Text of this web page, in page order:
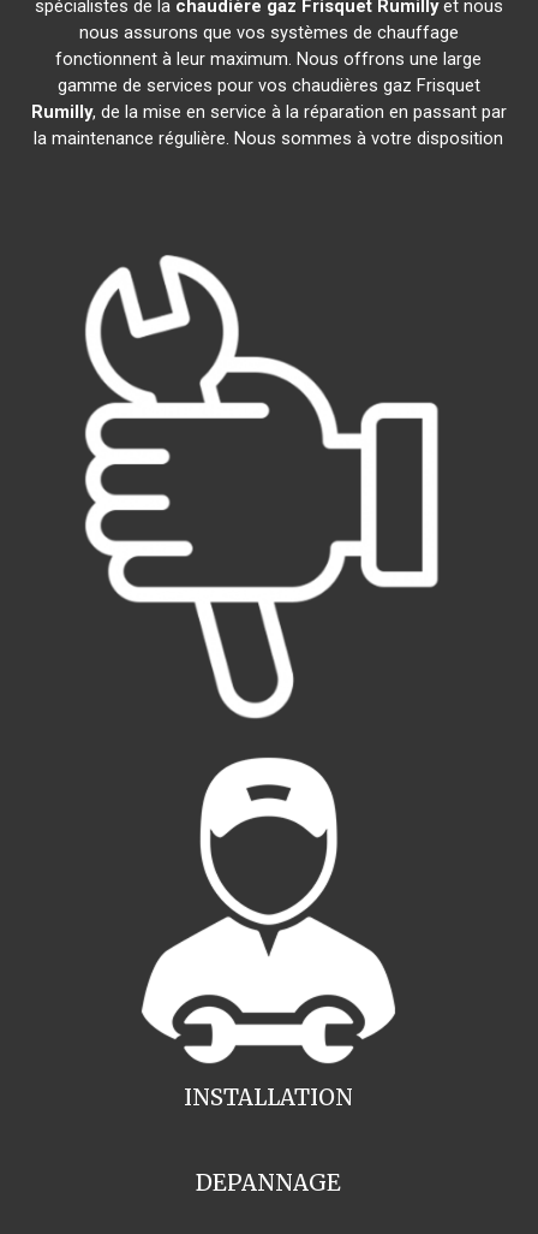
spécialistes de la chaudière gaz Frisquet Rumillyet nous
nous assurons que vos systèmes de chauffage
fonctionnent à leur maximum. Nous offrons une large
gamme de services pour vos chaudières gaz Frisquet
Rumilly, de la mise en service à la réparation en passant par
la maintenance régulière. Nous sommes à votre disposition
INSTALLATION
DEPANNAGE